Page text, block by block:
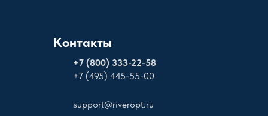
Контакты
+7 (800) 333-22-58
+7 (495) 445-55-00
support@riveropt.ru